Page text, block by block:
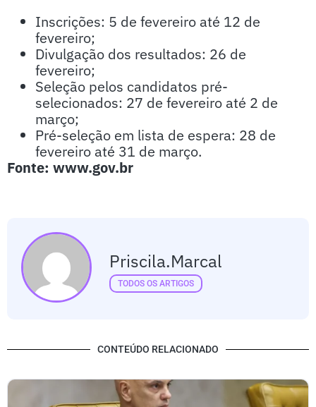
Inscrições: 5 de fevereiro até 12 de
fevereiro;
Divulgação dos resultados: 26 de
fevereiro;
Seleção pelos candidatos pré-
selecionados: 27 de fevereiro até 2 de
março;
Pré-seleção em lista de espera: 28 de
fevereiro até 31 de março.
Fonte: www.gov.br
Priscila.marcal
TODOS OS ARTIGOS
CONTEÚDO RELACIONADO